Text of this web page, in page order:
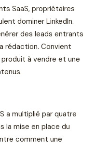
SaaS, propriétaires
dominer LinkedIn.
des leads entrants
rédaction. Convient
à vendre et une
a multiplié par quatre
la mise en place du
comment une